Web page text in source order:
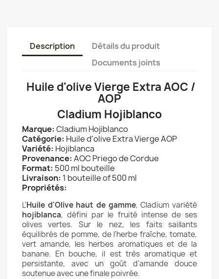
Description
Détails du produit
Documents joints
Huile d'olive Vierge Extra AOC /
AOP
Cladium Hojiblanco
Marque: Cladium Hojiblanco
Catégorie: Huile d'olive Extra Vierge AOP
Variété: Hojiblanca
Provenance: AOC Priego de Cordue
Format: 500 ml bouteille
Livraison: 1 bouteille of 500 ml
Propriétés:
L'Huile d'Olive haut de gamme, Cladium variété
hojiblanca, défini par le fruité intense de ses
olives vertes. Sur le nez, les faits saillants
équilibrés de pomme, de l'herbe fraîche, tomate,
vert amande, les herbes aromatiques et de la
banane. En bouche, il est très aromatique et
persistante, avec un goût d'amande douce
soutenue avec une finale poivrée.